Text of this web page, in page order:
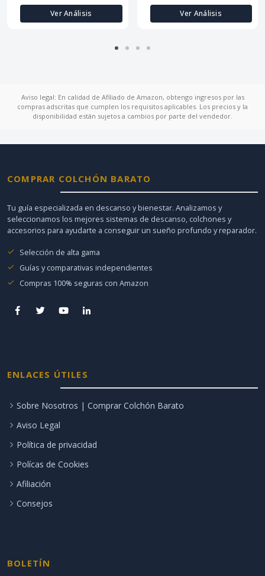
Ver Análisis Ver Análisis
Aviso legal: En calidad de Afiliado de Amazon, obtengo ingresos por las
compras adscritas que cumplen los requisitos aplicables. Los precios y la
disponibilidad están sujetos a cambios por parte del vendedor.
COMPRAR COLCHÓN BARATO
Tu guía especializada en descanso y bienestar. Analizamos y
seleccionamos los mejores sistemas de descanso, colchones y
accesorios para ayudarte a conseguir un sueño profundo y reparador.
Selección de alta gama
Guías y comparativas independientes
Compras 100% seguras con Amazon
ENLACES ÚTILES
Sobre Nosotros | Comprar Colchón Barato
Aviso Legal
Política de privacidad
Polícas de Cookies
Afiliación
Consejos
BOLETÍN